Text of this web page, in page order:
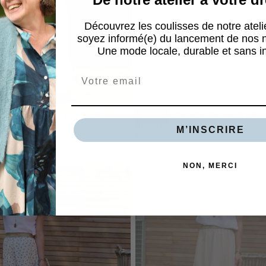
lin lavé naturel - 1m de
L XL
1m de hauteur
régulier
Prix
minimum
€48.00
Découvrez les coulisses de notre
soyez informé(e) du lancement de nos
Une mode locale, durable et sans
M’INSCRIRE
NON, MERCI